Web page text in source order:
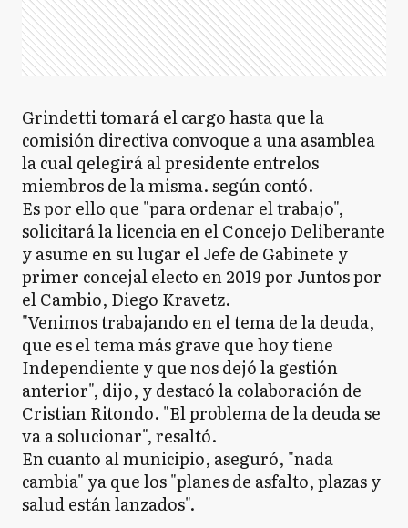
Grindetti tomará el cargo hasta que la
comisión directiva convoque a una asamblea
la cual qelegirá al presidente entrelos
miembros de la misma. según contó.
Es por ello que "para ordenar el trabajo",
solicitará la licencia en el Concejo Deliberante
y asume en su lugar el Jefe de Gabinete y
primer concejal electo en 2019 por Juntos por
el Cambio, Diego Kravetz.
"Venimos trabajando en el tema de la deuda,
que es el tema más grave que hoy tiene
Independiente y que nos dejó la gestión
anterior", dijo, y destacó la colaboración de
Cristian Ritondo. "El problema de la deuda se
va a solucionar", resaltó.
En cuanto al municipio, aseguró, "nada
cambia" ya que los "planes de asfalto, plazas y
salud están lanzados".